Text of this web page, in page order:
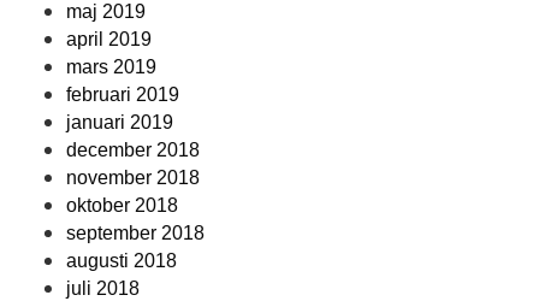
maj 2019
april 2019
mars 2019
februari 2019
januari 2019
december 2018
november 2018
oktober 2018
september 2018
augusti 2018
juli 2018